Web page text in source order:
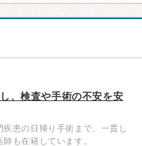
、検査や手術の不安を安
患の日帰り手術まで、一貫し
も在籍しています。